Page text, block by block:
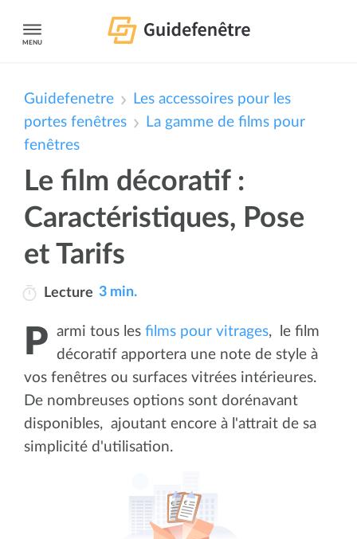
MENU
Guidefenetre
Les accessoires pour les
portes fenêtres
La gamme de films pour
fenêtres
Le film décoratif :
Caractéristiques, Pose
et Tarifs
Lecture 3 min.
Parmi tous les films pour vitrages, le film
décoratif apportera une note de style à
vos fenêtres ou surfaces vitrées intérieures.
De nombreuses options sont dorénavant
disponibles, ajoutant encore à l'attrait de sa
simplicité d'utilisation.